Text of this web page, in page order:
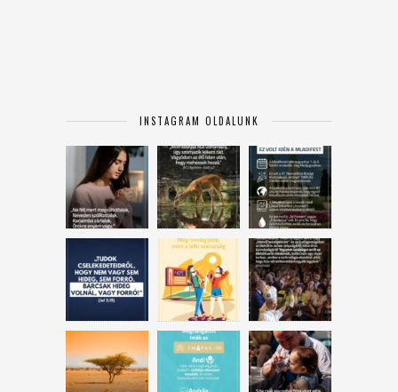
INSTAGRAM OLDALUNK